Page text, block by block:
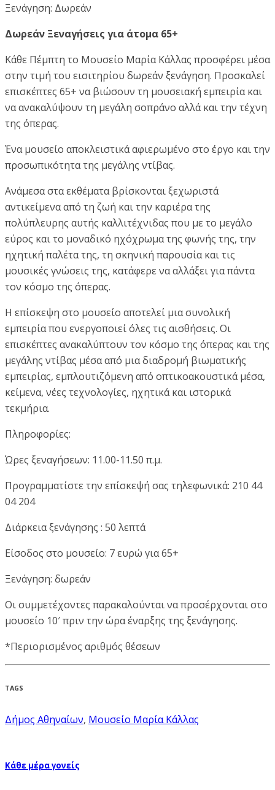
Ξενάγηση: Δωρεάν
Δωρεάν Ξεναγήσεις για άτομα 65+
Κάθε Πέμπτη το Μουσείο Μαρία Κάλλας προσφέρει μέσα
στην τιμή του εισιτηρίου δωρεάν ξενάγηση. Προσκαλεί
επισκέπτες 65+ να βιώσουν τη μουσειακή εμπειρία και
να ανακαλύψουν τη μεγάλη σοπράνο αλλά και την τέχνη
της όπερας.
Ένα μουσείο αποκλειστικά αφιερωμένο στο έργο και την
προσωπικότητα της μεγάλης ντίβας.
Ανάμεσα στα εκθέματα βρίσκονται ξεχωριστά
αντικείμενα από τη ζωή και την καριέρα της
πολύπλευρης αυτής καλλιτέχνιδας που με το μεγάλο
εύρος και το μοναδικό ηχόχρωμα της φωνής της, την
ηχητική παλέτα της, τη σκηνική παρουσία και τις
μουσικές γνώσεις της, κατάφερε να αλλάξει για πάντα
τον κόσμο της όπερας.
Η επίσκεψη στο μουσείο αποτελεί μια συνολική
εμπειρία που ενεργοποιεί όλες τις αισθήσεις. Οι
επισκέπτες ανακαλύπτουν τον κόσμο της όπερας και της
μεγάλης ντίβας μέσα από μια διαδρομή βιωματικής
εμπειρίας, εμπλουτιζόμενη από οπτικοακουστικά μέσα,
κείμενα, νέες τεχνολογίες, ηχητικά και ιστορικά
τεκμήρια.
Πληροφορίες:
Ώρες ξεναγήσεων: 11.00-11.50 π.μ.
Προγραμματίστε την επίσκεψή σας τηλεφωνικά: 210 44
04 204
Διάρκεια ξενάγησης : 50 λεπτά
Είσοδος στο μουσείο: 7 ευρώ για 65+
Ξενάγηση: δωρεάν
Οι συμμετέχοντες παρακαλούνται να προσέρχονται στο
μουσείο 10′ πριν την ώρα έναρξης της ξενάγησης.
*Περιορισμένος αριθμός θέσεων
TAGS
Δήμος Αθηναίων, Μουσείο Μαρία Κάλλας
Κάθε μέρα γονείς